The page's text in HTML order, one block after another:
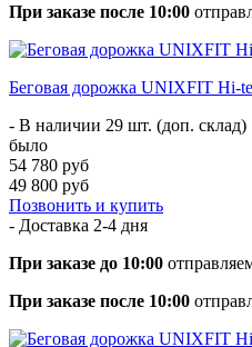
При заказе после 10:00
Беговая дорожка UNIXFIT Hi-
- В наличии 29 шт. (доп. склад)
было
54 780 руб
49 800 руб
Позвонить и купить
- Доставка 2-4 дня
При заказе до 10:00
При заказе после 10:00